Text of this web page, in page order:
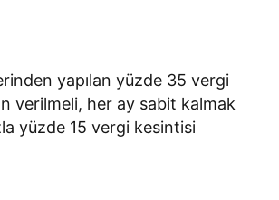
yapılan yüzde 35 vergi
verilmeli, her ay sabit kalmak
yüzde 15 vergi kesintisi